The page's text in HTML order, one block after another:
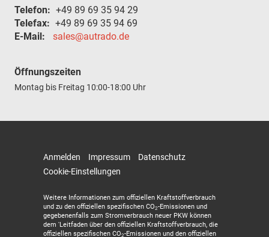
Telefon: +49 89 69 35 94 29
Telefax: +49 89 69 35 94 69
E-Mail:
sales@autrado.de
Öffnungszeiten
Montag bis Freitag 10:00-18:00 Uhr
Anmelden Impressum
Datenschutz
Cookie-Einstellungen
Weitere Informationen zum offiziellen Kraftstoffverbrauch
und zu den offiziellen spezifischen CO2-Emissionen und
gegebenenfalls zum Stromverbrauch neuer PKW können
dem 'Leitfaden über den offiziellen Kraftstoffverbrauch, die
offiziellen spezifischen CO2-Emissionen und den offiziellen